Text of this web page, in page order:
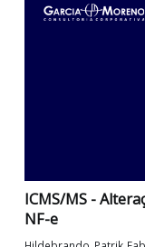
Lei nº 6.288,
Créditos
A Lei nº 6.288, de